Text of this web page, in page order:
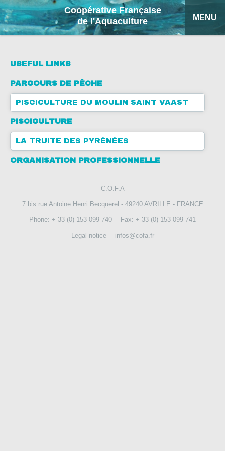
Coopérative Française
de l'Aquaculture
MENU
FACTSHEETS
COFA
MY QUOTATION
SEARCH
ESPAÑOL
USEFUL LINKS
PARCOURS DE PÊCHE
PISCICULTURE DU MOULIN SAINT VAAST
PISCICULTURE
LA TRUITE DES PYRÉNÉES
ORGANISATION PROFESSIONNELLE
C.O.F.A
7 bis rue Antoine Henri Becquerel - 49240 AVRILLE - FRANCE
Phone: + 33 (0) 153 099 740 Fax: + 33 (0) 153 099 741
Legal notice infos@cofa.fr